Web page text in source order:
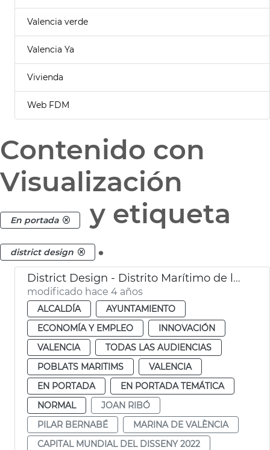
Valencia verde
Valencia Ya
Vivienda
Web FDM
Contenido con
Visualización
En portada y etiqueta
district design .
District Design - Distrito Marítimo de la Innovación y la Creatividad
modificado hace 4 años
ALCALDÍA
AYUNTAMIENTO
ECONOMÍA Y EMPLEO
INNOVACIÓN
VALENCIA
TODAS LAS AUDIENCIAS
POBLATS MARITIMS
VALENCIA
EN PORTADA
EN PORTADA TEMÁTICA
NORMAL
JOAN RIBÓ
PILAR BERNABÉ
MARINA DE VALÈNCIA
CAPITAL MUNDIAL DEL DISSENY 2022